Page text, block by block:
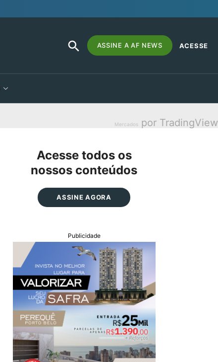
Search
for:
SEARCH
BUTTON
ASSINE A AF NEWS ACESSE
Mercados por TradingView
Acesse todos os
nossos conteúdos
ASSINE AGORA
Publicidade